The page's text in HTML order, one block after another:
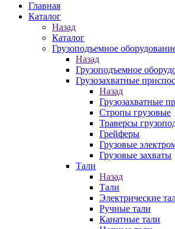
Главная
Каталог
Назад
Каталог
Грузоподъемное
Назад
Грузоподъемное
Грузозахватные
Назад
Грузозахватные
Стропы грузовые
Траверсы
Грейферы
Грузовые
Грузовые захваты
Тали
Назад
Тали
Электрические
Ручные тали
Канатные тали